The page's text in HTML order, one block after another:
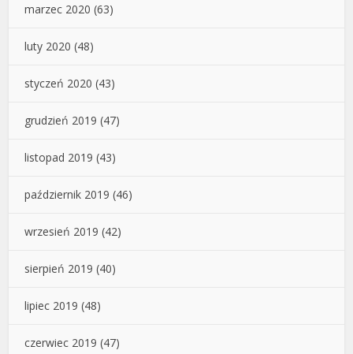
marzec 2020 (63)
luty 2020 (48)
styczeń 2020 (43)
grudzień 2019 (47)
listopad 2019 (43)
październik 2019 (46)
wrzesień 2019 (42)
sierpień 2019 (40)
lipiec 2019 (48)
czerwiec 2019 (47)